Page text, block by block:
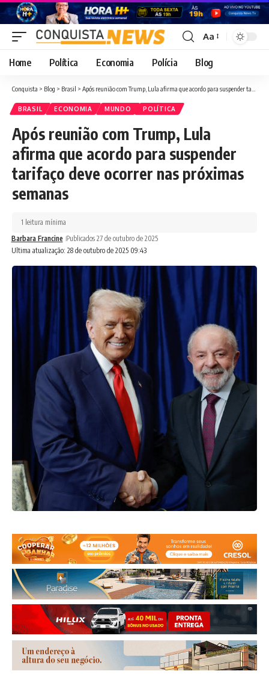
Font
Resizer
Aa
Home Política Economia Polícia Blog
Conquista > Blog > Brasil > Após reunião com Trump, Lula afirma que acordo para suspender tarifaço deve ocorrer nas próximas semanas
BRASIL ECONOMIA MUNDO POLÍTICA
Após reunião com Trump, Lula
afirma que acordo para suspender
tarifaço deve ocorrer nas próximas
semanas
Ultima atualização: 28 de outubro de 2025 09:43
Barbara Francine Publicados 27 de outubro de 2025
1 leitura mínima